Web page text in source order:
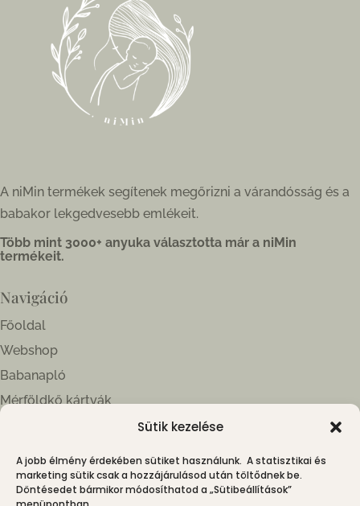
Sütik kezelése
A jobb élmény érdekében sütiket használunk. A statisztikai és
marketing sütik csak a hozzájárulásod után töltődnek be.
Döntésedet bármikor módosíthatod a „Sütibeállítások”
A niMin termékek segítenek megőrizni a várandósság és a
babakor lekgedvesebb emlékeit.
Több mint 3000+ anyuka választotta már a niMin
termékeit.
Navigáció
Főoldal
Webshop
Babanapló
Mérföldkő kártyák
ÁSZF
Adatkezelési tájékoztató